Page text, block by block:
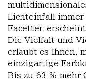
Lichteinfall immer
Facetten
Die Vielfalt und
erlaubt es Ihnen,
einzigartige
Bis zu 63 % mehr